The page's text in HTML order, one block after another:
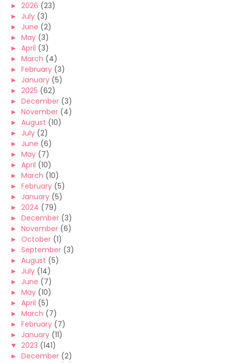
► 2026 (23)
► July (3)
► June (2)
► May (3)
► April (3)
► March (4)
► February (3)
► January (5)
► 2025 (62)
► December (3)
► November (4)
► August (10)
► July (2)
► June (6)
► May (7)
► April (10)
► March (10)
► February (5)
► January (5)
► 2024 (79)
► December (3)
► November (6)
► October (1)
► September (3)
► August (5)
► July (14)
► June (7)
► May (10)
► April (5)
► March (7)
► February (7)
► January (11)
▼ 2023 (141)
► December (2)